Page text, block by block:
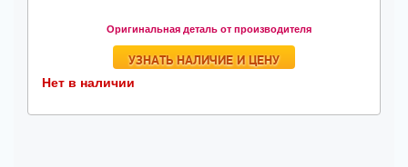
Оригинальная деталь от производителя
УЗНАТЬ НАЛИЧИЕ И ЦЕНУ
Нет в наличии